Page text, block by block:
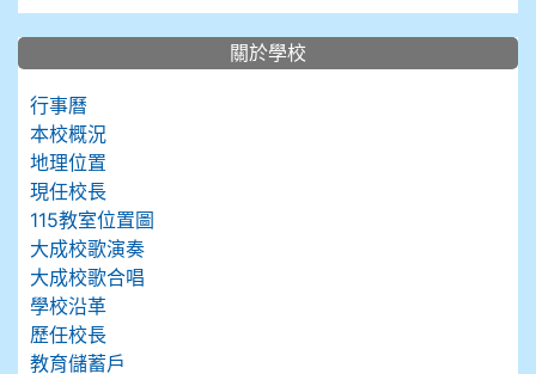
關於學校
行事曆
本校概況
地理位置
現任校長
115教室位置圖
大成校歌演奏
大成校歌合唱
學校沿革
歷任校長
教育儲蓄戶